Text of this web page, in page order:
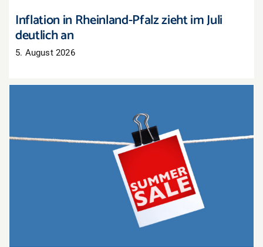
Inflation in Rheinland-Pfalz zieht im Juli
deutlich an
5. August 2026
Sommerschlussverkauf: Nur noch wenige Tage,
um Lagerbestände zu räumen